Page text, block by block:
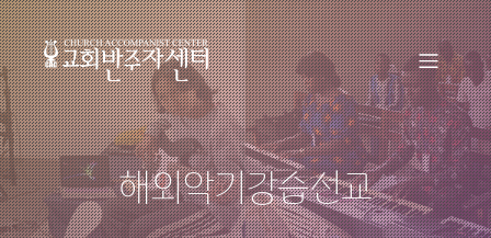
해외악기강습선교